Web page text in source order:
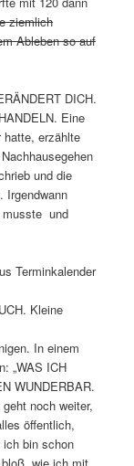
ziemlich
Ableben so auf
DICH.
Eine
hatte, erzählte
und die
Irgendwann
musste und
Terminkalender
Kleine
In einem
„WAS ICH
WUNDERBAR.
noch weiter,
öffentlich,
bin schon